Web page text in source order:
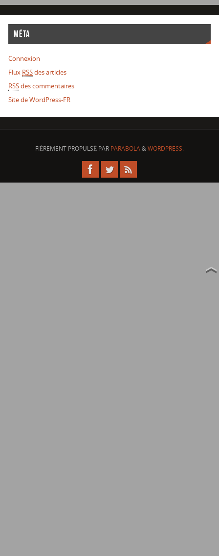
MÉTA
Connexion
Flux RSSdes articles
RSSdes commentaires
Site de WordPress-FR
FIÈREMENT PROPULSÉ PAR PARABOLA&WORDPRESS.